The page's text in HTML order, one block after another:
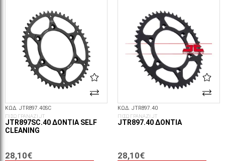
ΚΩΔ. JTR897.40SC
ΠΙΣΩ ΓΡΑΝΑΖΙ JT
JTR897SC.40 ΔΌΝΤΙΑ SELF
CLEANING
28,10€
ΚΩΔ. JTR897.40
ΠΙΣΩ ΓΡΑΝΑΖΙ JT
JTR897.40 ΔΌΝΤΙΑ
28,10€